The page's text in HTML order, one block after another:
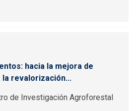
hacia la mejora de
la revalorización...
de Investigación Agroforestal